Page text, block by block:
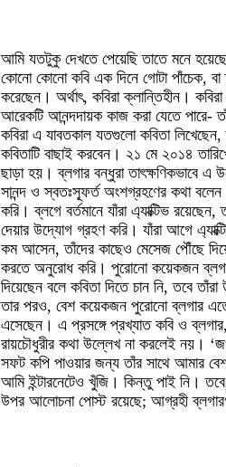
আমি যতটুকু দেখতে পেয়েছি তাতে মনে
কোনো কোনো কবি এক দিনে গোটা পাঁচেক, বা
করেছেন। অর্থাৎ, কবিরা ক্লান্তিহীন।
আরেকটি আনন্দদায়ক কাজ করা যেতে পারে-
কবিরা এ যাবতকাল যতগুলো কবিতা
কবিতাটি বাছাই করবেন। ২১ মে ২০১৪
ছাড়া হয়। ব্লগার বন্ধুরা তাৎক্ষণিকভাবে এ
সানন্দ ও স্বতঃস্ফূর্ত অংশগ্রহণের কথা
করি। ব্লগে বর্তমানে যাঁরা এ্যাক্টিভ
দেয়ার উদ্যোগ গ্রহণ করি। যাঁরা আগে
কম আসেন, তাঁদের কাছেও মেসেজ পৌঁছে দিয়ে
করতে অনুরোধ করি। পুরোনো কয়েকজন
দিয়েছেন বলে কবিতা দিতে চান নি, তবে
তার পরও, বেশ কয়েকজন পুরোনো ব্লগার
এসেছেন। এ প্রসঙ্গে প্রখ্যাত কবি ও
রায়চৌধুরীর কথা উল্লেখ না করলেই নয়।
সফট কপি পাওয়ার জন্য তাঁর সাথে আমার
আমি ইন্টারনেটেও খুঁজি। কিন্তু পাই নি।
উপর আলোচনা পোস্ট রয়েছে; আগ্রহী